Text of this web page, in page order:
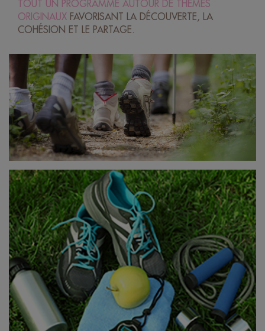
TOUT UN PROGRAMME AUTOUR DE THÈMES
ORIGINAUX FAVORISANT LA DÉCOUVERTE, LA
COHÉSION ET LE PARTAGE.